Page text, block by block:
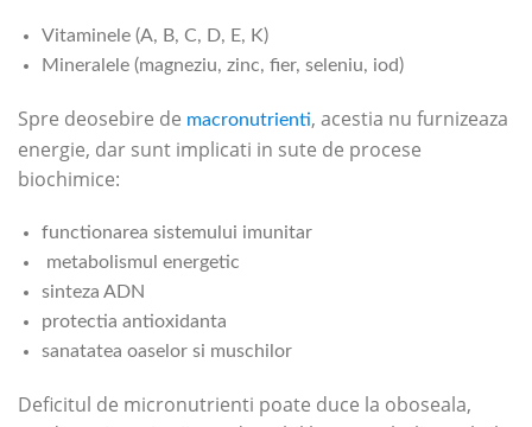
Vitaminele (A, B, C, D, E, K)
Mineralele (magneziu, zinc, fier, seleniu, iod)
Spre deosebire de macronutrienti, acestia nu furnizeaza
energie, dar sunt implicati in sute de procese
biochimice:
functionarea sistemului imunitar
metabolismul energetic
sinteza ADN
protectia antioxidanta
sanatatea oaselor si muschilor
Deficitul de micronutrienti poate duce la oboseala,